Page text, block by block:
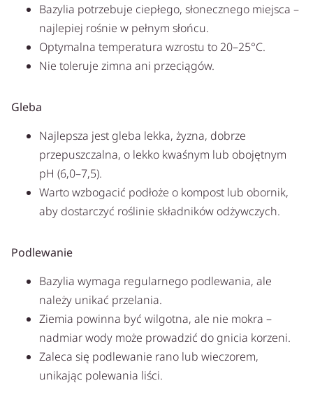
Bazylia potrzebuje ciepłego, słonecznego miejsca –
najlepiej rośnie w pełnym słońcu.
Optymalna temperatura wzrostu to 20–25°C.
Nie toleruje zimna ani przeciągów.
Gleba
Najlepsza jest gleba lekka, żyzna, dobrze
przepuszczalna, o lekko kwaśnym lub obojętnym
pH (6,0–7,5).
Warto wzbogacić podłoże o kompost lub obornik,
aby dostarczyć roślinie składników odżywczych.
Podlewanie
Bazylia wymaga regularnego podlewania, ale
należy unikać przelania.
Ziemia powinna być wilgotna, ale nie mokra –
nadmiar wody może prowadzić do gnicia korzeni.
Zaleca się podlewanie rano lub wieczorem,
unikając polewania liści.